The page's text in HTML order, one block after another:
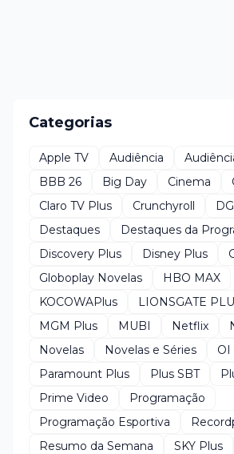
Categorias
Apple TV Audiência
BBB 26
Big Day Cinema
Claro TV Plus
Crunchyroll
Destaques
Destaques da
Discovery Plus
Disney Plus
Globoplay Novelas
HBO MAX
KOCOWAPlus
LIONSGATE
MGM Plus
MUBI Netflix
Novelas
Novelas e Séries
OI
Paramount Plus
Plus SBT
Prime Video
Programação
Programação Esportiva
Resumo da Semana
SKY Plus